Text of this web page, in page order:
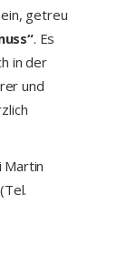
getreu
. Es
in der
und
Martin